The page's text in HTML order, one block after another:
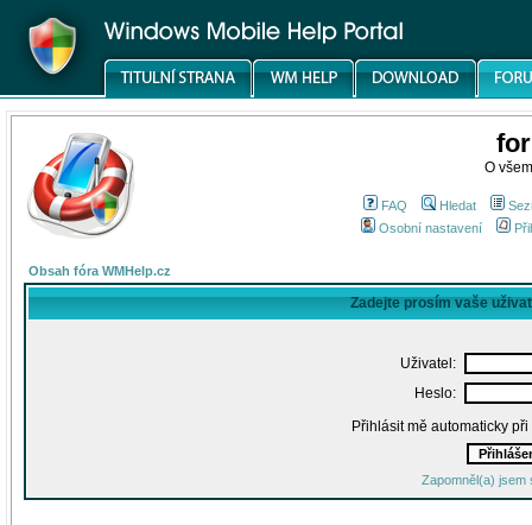
O
FAQ Hledat
Osobní nastavení
Obsah fóra WMHelp.cz
Zadejte prosím vaše
Uživatel:
Heslo:
Přihlásit mě automaticky
Zapomněl(a) jsem